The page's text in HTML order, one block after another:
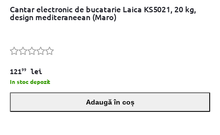
Cantar electronic de bucatarie Laica KS5021, 20 kg,
design mediteraneean (Maro)
12199 lei
In stoc depozit
Adaugă în coș